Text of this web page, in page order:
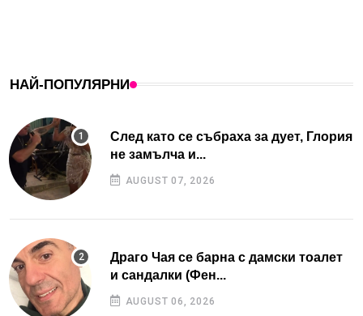
НАЙ-ПОПУЛЯРНИ
След като се събраха за дует, Глория
не замълча и...
AUGUST 07, 2026
Драго Чая се барна с дамски тоалет
и сандалки (Фен...
AUGUST 06, 2026